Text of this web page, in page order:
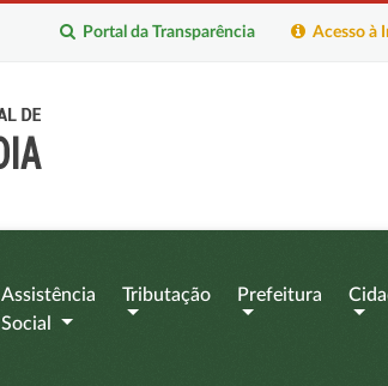
Acesso à
Portal da Transparência
Assistência
Social
Tributação Prefeitura